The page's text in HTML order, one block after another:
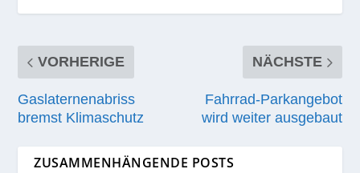
VORHERIGE
Gaslaternenabriss
bremst Klimaschutz
NÄCHSTE
Fahrrad-Parkangebot
wird weiter ausgebaut
ZUSAMMENHÄNGENDE POSTS